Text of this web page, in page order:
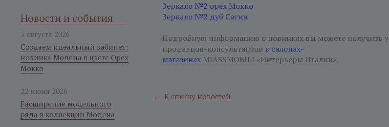
Зеркало №2 орех Мокко
Зеркало №2 дуб Сатин
Подробную информацию о новинках вы можете получить у
продавцов-консультантов в салонах-
магазинах MIASSMOBILI «Интерьеры Италии».
← К списку новостей
Новости и события
3 августа 2026
Создаем идеальный кабинет:
новинка Модена в цвете Орех
Мокко
22 июня 2026
Расширение модельного
ряда в коллекции Модена